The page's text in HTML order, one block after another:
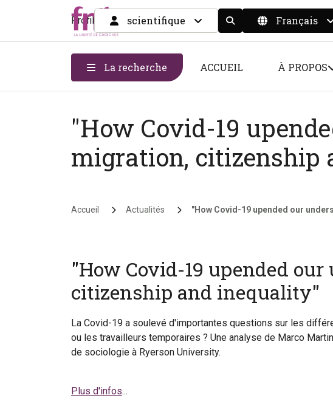
Profil scientifique Display the search form
Français
La recherche ACCUEIL À PROPOS
"How Covid-19
migration, citizenship
Fil d'Ariane
Accueil Actualités "How Covid-19 upended our
"How Covid-19 upended
citizenship and inequality"
La Covid-19 a soulevé d'importantes questions sur les
ou les travailleurs temporaires ? Une analyse de Marco
de sociologie à Ryerson University.
Plus d'infos...